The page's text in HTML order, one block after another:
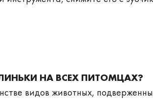
НА ВСЕХ ПИТОМЦАХ?
видов животных,